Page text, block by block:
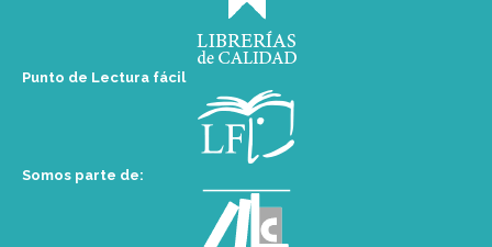
Punto de Lectura fácil
Somos parte de: